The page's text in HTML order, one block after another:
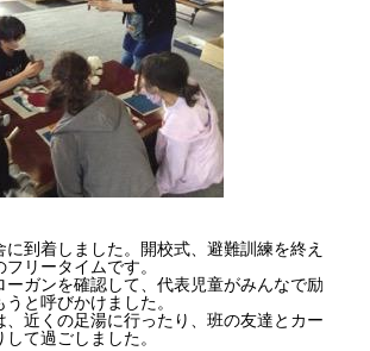
到着しました。開校式、避難訓練を終え
リータイムです。
ーガンを確認して、代表児童がみんなで励
と呼びかけました。
、近くの足湯に行ったり、班の友達とカー
て過ごしました。